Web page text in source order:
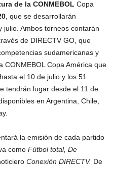
de la CONMEBOL Copa
, que se desarrollarán
julio. Ambos torneos contarán
de DIRECTV GO, que
sudamericanas y
CONMEBOL Copa América que
el 10 de julio y los 51
tendrán lugar desde el 11 de
en Argentina, Chile,
la emisión de cada partido
como Fútbol total, De
Conexión DIRECTV. De